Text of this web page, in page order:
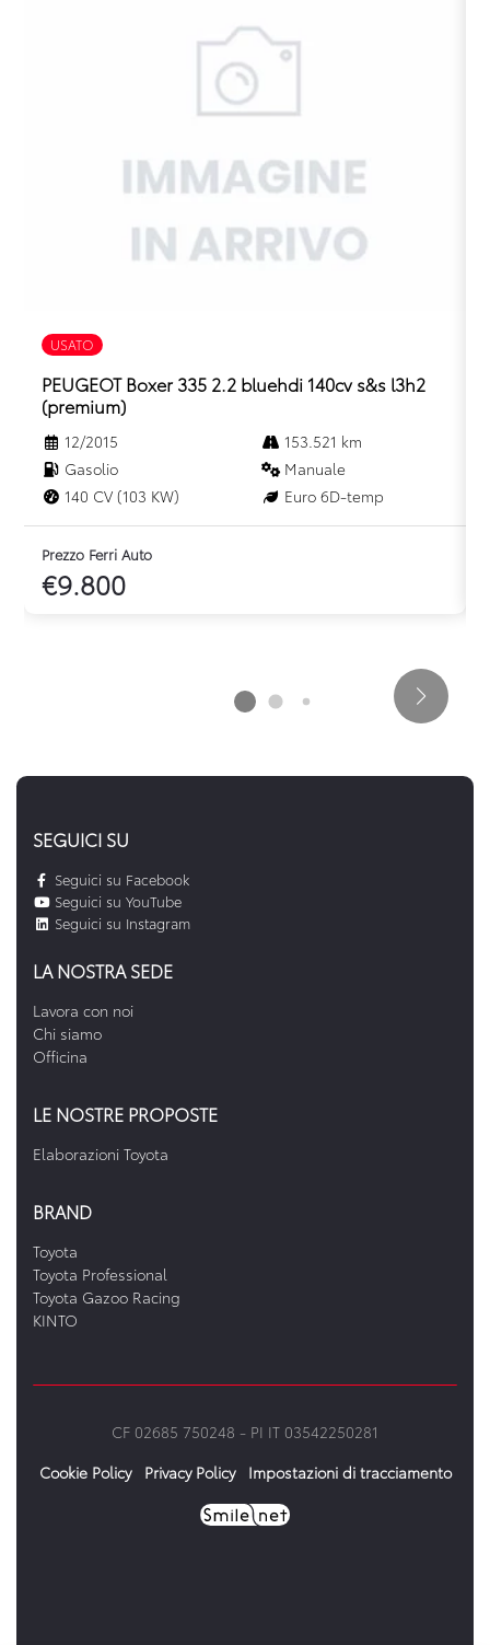
USATO
PEUGEOT Boxer 335 2.2 bluehdi 140cv s&s l3h2
(premium)
12/2015
153.521 km
Gasolio
Manuale
140 CV (103 KW)
Euro 6D-temp
Prezzo Ferri Auto
€9.800
SEGUICI SU
Seguici su Facebook
Seguici su YouTube
Seguici su Instagram
LA NOSTRA SEDE
Lavora con noi
Chi siamo
Officina
LE NOSTRE PROPOSTE
Elaborazioni Toyota
BRAND
Toyota
Toyota Professional
Toyota Gazoo Racing
KINTO
CF 02685 750248 - PI IT 03542250281
Cookie Policy
Privacy Policy Impostazioni di tracciamento